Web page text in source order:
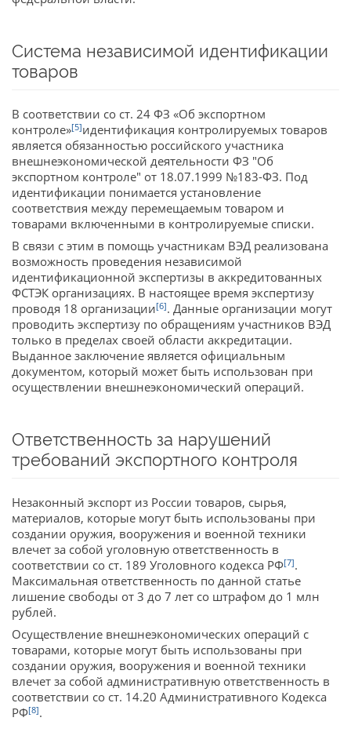
Система независимой идентификации
товаров
В соответствии со ст. 24 ФЗ «Об экспортном
контроле»[5]идентификация контролируемых товаров
является обязанностью российского участника
внешнеэкономической деятельности ФЗ "Об
экспортном контроле" от 18.07.1999 №183-ФЗ. Под
идентификации понимается установление
соответствия между перемещаемым товаром и
товарами включенными в контролируемые списки.
В связи с этим в помощь участникам ВЭД реализована
возможность проведения независимой
идентификационной экспертизы в аккредитованных
ФСТЭК организациях. В настоящее время экспертизу
проводя 18 организации[6]. Данные организации могут
проводить экспертизу по обращениям участников ВЭД
только в пределах своей области аккредитации.
Выданное заключение является официальным
документом, который может быть использован при
осуществлении внешнеэкономический операций.
Ответственность за нарушений
требований экспортного контроля
Незаконный экспорт из России товаров, сырья,
материалов, которые могут быть использованы при
создании оружия, вооружения и военной техники
влечет за собой уголовную ответственность в
соответствии со ст. 189 Уголовного кодекса РФ[7].
Максимальная ответственность по данной статье
лишение свободы от 3 до 7 лет со штрафом до 1 млн
рублей.
Осуществление внешнеэкономических операций с
товарами, которые могут быть использованы при
создании оружия, вооружения и военной техники
влечет за собой административную ответственность в
соответствии со ст. 14.20 Административного Кодекса
РФ[8].